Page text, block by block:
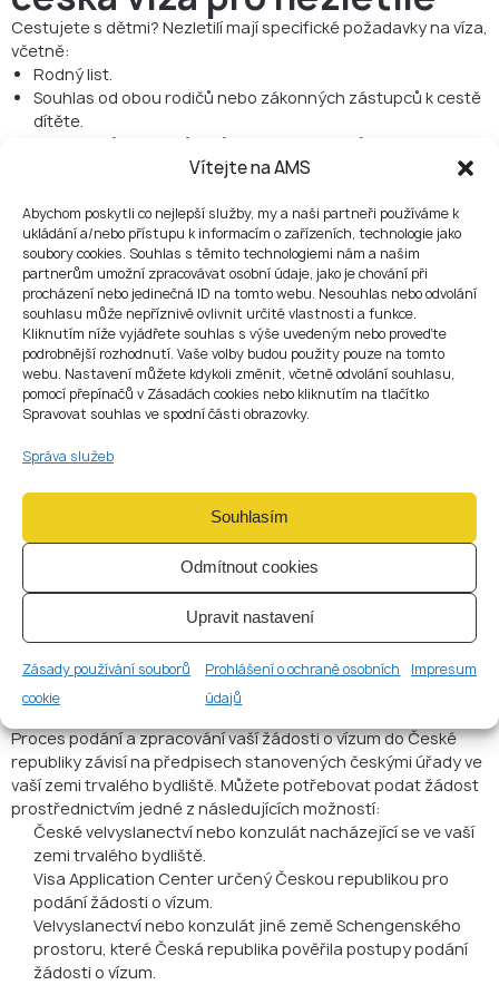
Vítejte na AMS
Abychom poskytli co nejlepší služby, my a naši partneři používáme k
ukládání a/nebo přístupu k informacím o zařízeních, technologie jako
soubory cookies. Souhlas s těmito technologiemi nám a našim
partnerům umožní zpracovávat osobní údaje, jako je chování při
procházení nebo jedinečná ID na tomto webu. Nesouhlas nebo odvolání
souhlasu může nepříznivě ovlivnit určité vlastnosti a funkce.
Kliknutím níže vyjádřete souhlas s výše uvedeným nebo proveďte
podrobnější rozhodnutí. Vaše volby budou použity pouze na tomto
webu. Nastavení můžete kdykoli změnit, včetně odvolání souhlasu,
pomocí přepínačů v Zásadách cookies nebo kliknutím na tlačítko
Spravovat souhlas ve spodní části obrazovky.
Správa služeb
Souhlasím
Odmítnout cookies
Upravit nastavení
Zásady používání souborů
cookie
Prohlášení o ochraně osobních
údajů
Impresum
Cestujete s dětmi? Nezletilí mají specifické požadavky na víza,
včetně:
Rodný list.
Souhlas od obou rodičů nebo zákonných zástupců k cestě
dítěte.
Kopie pasů nebo průkazů totožnosti rodičů.
Ujistěte se, že máte veškerou nezbytnou dokumentaci,
Jak podat žádost o
krátkodobé české vízum?
Proces podání žádosti o krátkodobé vízum do České republiky
zahrnuje několik kroků:
Zjistěte, zda potřebujete krátkodobé vízum pro Českou
republiku.
Vyberte vhodnou kategorii víza pro vaši návštěvu České
Zjistěte správné místo pro podání žádosti o vízum do
Seberte veškeré potřebné dokumenty pro vaši žádost o
vízum do České republiky.
Domluvte si termín pro podání žádosti o vízum.
Zúčastněte se svého naplánovaného pohovoru o vízu.
Kde podat žádost o
krátkodobé české vízum?
Proces podání a zpracování vaší žádosti o vízum do České
republiky závisí na předpisech stanovených českými úřady ve
vaší zemi trvalého bydliště. Můžete potřebovat podat žádost
prostřednictvím jedné z následujících možností:
České velvyslanectví nebo konzulát nacházející se ve vaší
zemi trvalého bydliště.
Visa Application Center určený Českou republikou pro
podání žádosti o vízum.
Velvyslanectví nebo konzulát jiné země Schengenského
prostoru, které Česká republika pověřila postupy podání
žádosti o vízum.